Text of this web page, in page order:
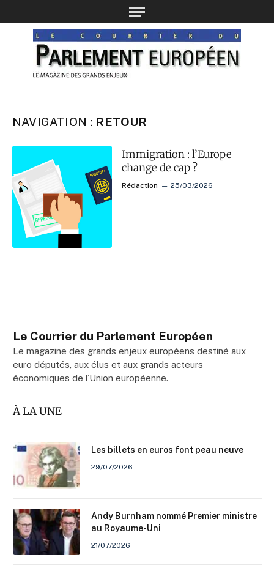
NAVIGATION : RETOUR
Immigration : l’Europe
change de cap ?
Rédaction 25/03/2026
Le Courrier du Parlement Européen
Le magazine des grands enjeux européens destiné aux
euro députés, aux élus et aux grands acteurs
économiques de l’Union européenne.
À LA UNE
Les billets en euros font peau neuve
29/07/2026
Andy Burnham nommé Premier ministre
au Royaume-Uni
21/07/2026